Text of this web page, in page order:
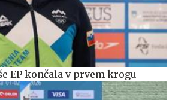
EP končala v prvem krogu